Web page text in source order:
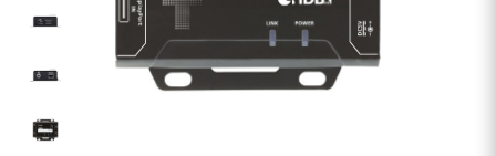
штативе (треноге)